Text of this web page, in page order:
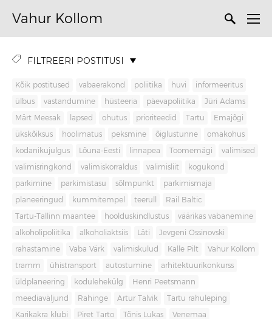
Vahur Kollom
FILTREERI POSTITUSI
Kõik postitused vabaerakond poliitika huvi informeeritus
ülbus vastandumine hüsteeria päevapoliitika Jüri Adams
Märt Meesak lapsed ohutus prioriteedid Tartu Emajõgi
ükskõiksus hoolimatus peksmine õiglustunne omakohus
kodanikujulgus Lõuna-Eesti linnapea Toomemägi valimised
valimisringkond valimiskorraldus valimisliit kogukond
parkimine parkimistasu sõlmpunkt parkimismaja
planeeringud kummitempel teerull Rail Baltic
Tartu-Tallinn maantee hoolduskindlustus väärikas vabanemine
alkoholipoliitika alkoholiaktsiis Läti Jevgeni Ossinovski
rahastamine Vaba Värk valimiskulud Kalle Pilt Vahur Kollom
tramm ühistransport autostumine arhitektuurikonkurss
üldplaneering kodulehekülg Henri Peetsmann
meediaväljund Rahinge Artur Talvik Tartu rahuleping
Karikakra klubi Piret Tarto Tõnis Lukas Venemaa